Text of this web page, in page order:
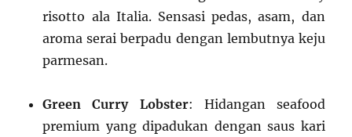
risotto ala Italia. Sensasi pedas, asam, dan
aroma serai berpadu dengan lembutnya keju
parmesan.
Green Curry Lobster: Hidangan seafood
premium yang dipadukan dengan saus kari